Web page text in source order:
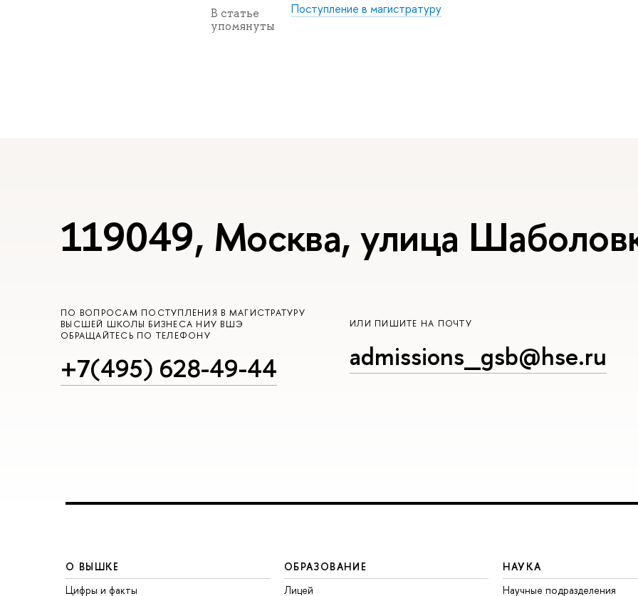
В статье
упомянуты
Поступление в магистратуру
119049, Москва, улица
ПО ВОПРОСАМ ПОСТУПЛЕНИЯ В МАГИСТРАТУРУ
ВЫСШЕЙ ШКОЛЫ БИЗНЕСА НИУ ВШЭ
ОБРАЩАЙТЕСЬ ПО ТЕЛЕФОНУ
+7(495) 628-49-44
ИЛИ ПИШИТЕ НА ПОЧТУ
admissions_gsb@hse.ru
О ВЫШКЕ
Цифры и факты
ОБРАЗОВАНИЕ
Лицей
НАУКА
Научные подразделения